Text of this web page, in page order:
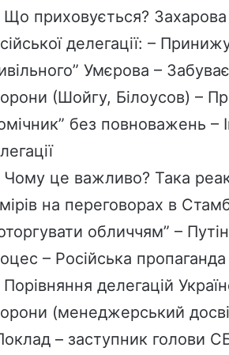
Що приховується?
делегації: –
Умєрова –
(Шойгу, Білоусов) –
без повноважень –
Чому це важливо? Така
на переговорах в
обличчям” –
– Російська
Порівняння делегацій
(менеджерський
– заступник голови